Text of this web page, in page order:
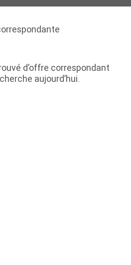
d’offre correspondant
aujourd’hui.